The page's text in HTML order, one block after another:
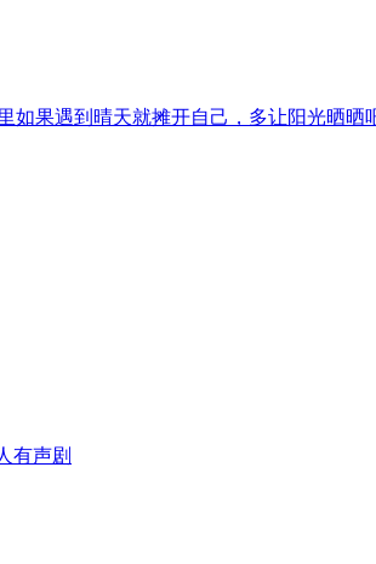
如果遇到晴天就摊开自己，多让阳光晒
有声剧